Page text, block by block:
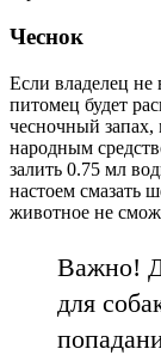
Чеснок
Если владелец не
питомец будет
чесночный
народным
залить 0.75 мл
настоем смазать
животное не
Важно!
для